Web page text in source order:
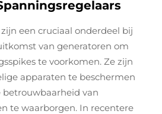
een cruciaal onderdeel bij
van generatoren om
te voorkomen. Ze zijn
apparaten te beschermen
van
te waarborgen. In recentere